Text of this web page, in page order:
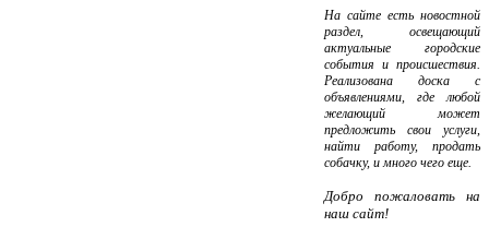
На сайте есть новостной
раздел, освещающий
актуальные городские
события и происшествия.
Реализована доска с
объявлениями, где любой
желающий может
предложить свои услуги,
найти работу, продать
собачку, и много чего еще.
Добро пожаловать на
наш сайт!